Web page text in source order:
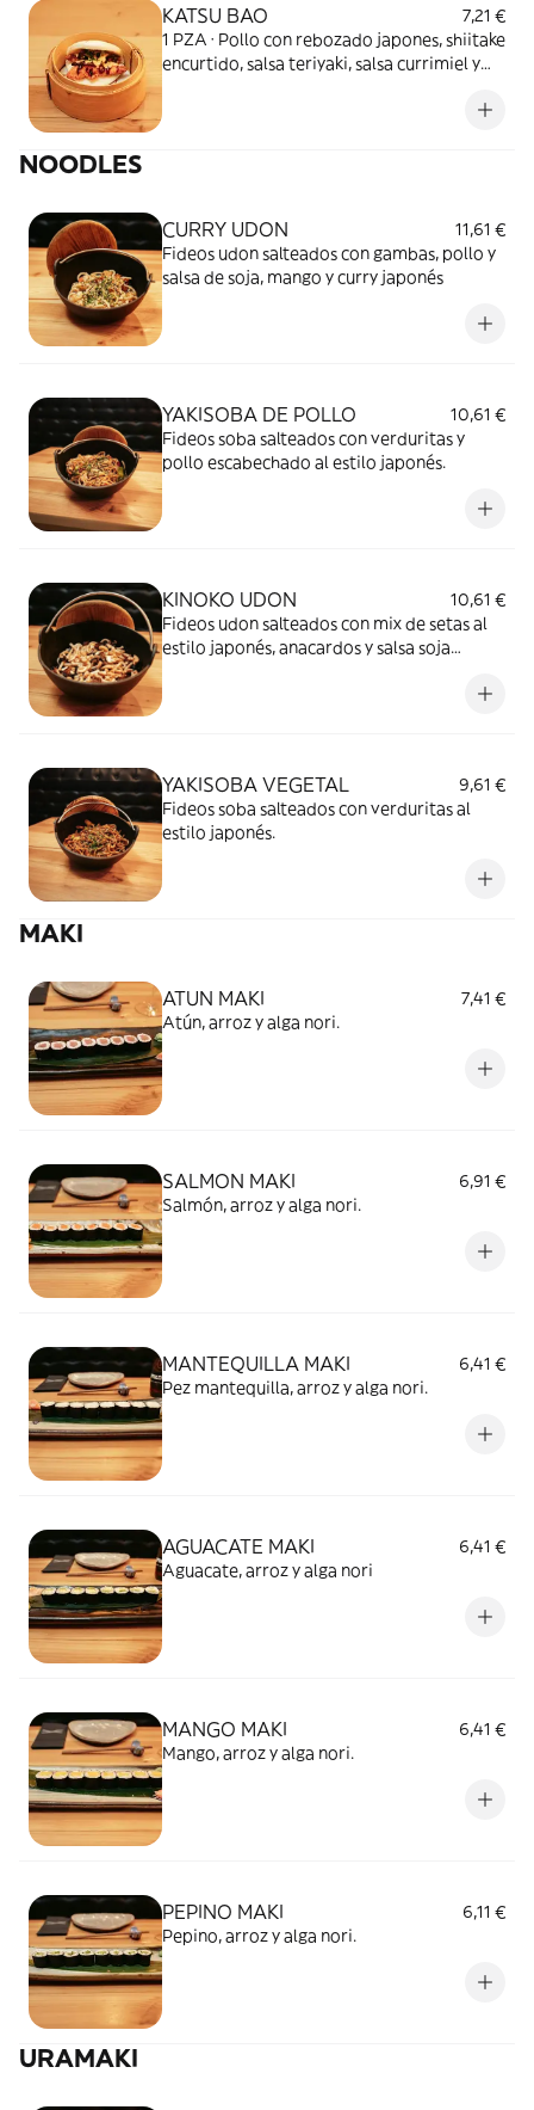
KATSU BAO
7,21 €
1 PZA · Pollo con rebozado japones, shiitake
encurtido, salsa teriyaki, salsa currimiel y
NOODLES
CURRY UDON
11,61 €
Fideos udon salteados con gambas, pollo y
salsa de soja, mango y curry japonés
YAKISOBA DE POLLO
10,61 €
Fideos soba salteados con verduritas y
pollo escabechado al estilo japonés.
KINOKO UDON
10,61 €
Fideos udon salteados con mix de setas al
estilo japonés, anacardos y salsa soja
YAKISOBA VEGETAL
9,61 €
Fideos soba salteados con verduritas al
estilo japonés.
MAKI
ATUN MAKI
7,41 €
Atún, arroz y alga nori.
SALMON MAKI
6,91 €
Salmón, arroz y alga nori.
MANTEQUILLA MAKI
6,41 €
Pez mantequilla, arroz y alga nori.
AGUACATE MAKI
6,41 €
Aguacate, arroz y alga nori
MANGO MAKI
6,41 €
Mango, arroz y alga nori.
PEPINO MAKI
6,11 €
Pepino, arroz y alga nori.
URAMAKI